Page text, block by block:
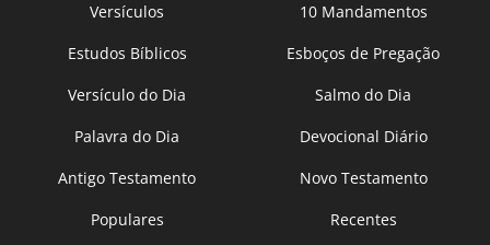
Versículos
10 Mandamentos
Estudos Bíblicos
Esboços de Pregação
Versículo do Dia
Salmo do Dia
Palavra do Dia
Devocional Diário
Antigo Testamento
Novo Testamento
Populares
Recentes